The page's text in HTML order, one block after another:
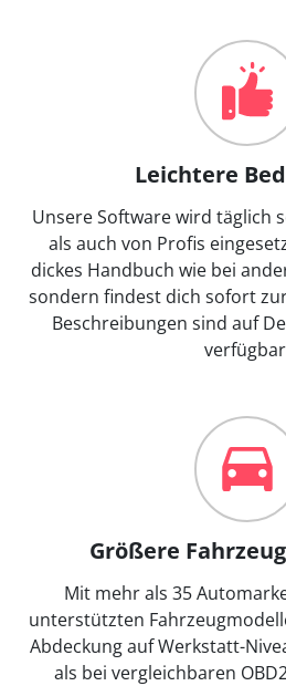
Leichtere
Unsere Software wird täglich
als auch von Profis
dickes Handbuch wie bei
sondern findest dich sofort
Beschreibungen sind auf
Größere
Mit mehr als 35
unterstützten
Abdeckung auf Werkstatt-
als bei vergleichbaren